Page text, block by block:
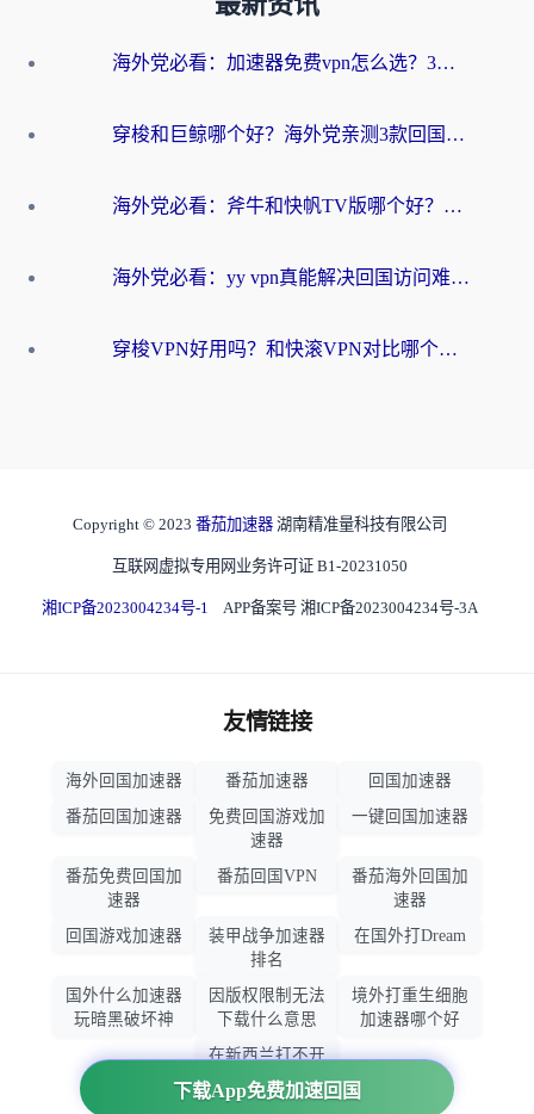
最新资讯
海外党必看：加速器免费vpn怎么选？3步教你无缝访问国内资源
穿梭和巨鲸哪个好？海外党亲测3款回国加速器，教你避开90%的坑
海外党必看：斧牛和快帆TV版哪个好？3分钟选对回国加速器，无缝刷B站、追热剧
海外党必看：yy vpn真能解决回国访问难题？附云极initap测评+免费方案对比
穿梭VPN好用吗？和快滚VPN对比哪个回国效果更好？海外党选回国加速器必看指南
下载App免费加速回国
Copyright © 2023 番茄加速器 湖南精准量科技有限公司
互联网虚拟专用网业务许可证 B1-20231050
湘ICP备2023004234号-1 APP备案号 湘ICP备2023004234号-3A
友情链接
海外回国加速器 番茄加速器
回国加速器
番茄回国加速器
免费回国游戏加
速器
一键回国加速器
番茄免费回国加
速器
番茄回国VPN
番茄海外回国加
速器
回国游戏加速器
装甲战争加速器
排名
在国外打Dream
国外什么加速器
玩暗黑破坏神
因版权限制无法
下载什么意思
境外打重生细胞
加速器哪个好
在新西兰打不开
大智慧怎么办